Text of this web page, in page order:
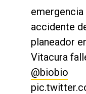
emergencia
accidente
planeador
Vitacura
@biobio